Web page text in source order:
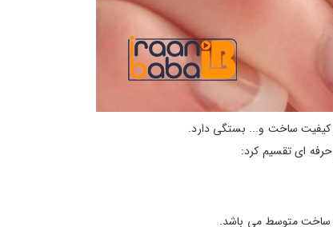
کیفیت ساخت و... بستگی دارد.
ای تقسیم کرد:
ساخت متوسط می باشد.